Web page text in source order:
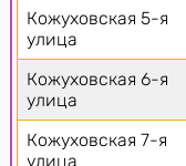
Кожуховская 5-я
улица
Кожуховская 6-я
улица
Кожуховская 7-я
улица